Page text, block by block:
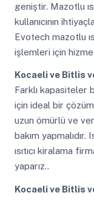
geniştir. Mazotlu
kullanıcının
Evotech mazotlu
işlemleri için
Kocaeli ve Bitlis
Farklı
için ideal bir çözüm
uzun ömürlü ve
bakım yapmalıdır.
ısıtıcı kiralama
yaparız..
Kocaeli ve Bitlis